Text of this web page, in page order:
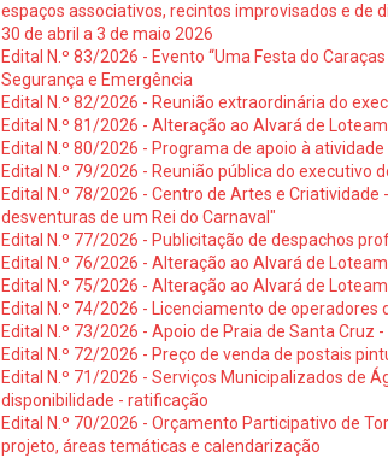
espaços associativos, recintos improvisados e de
30 de abril a 3 de maio 2026
Edital N.º 83/2026 - Evento “Uma Festa do
Segurança e Emergência
Edital N.º 82/2026 - Reunião extraordinária do
Edital N.º 81/2026 - Alteração ao Alvará de
Edital N.º 80/2026 - Programa de apoio à
Edital N.º 79/2026 - Reunião pública do executivo
Edital N.º 78/2026 - Centro de Artes e
desventuras de um Rei do Carnaval"
Edital N.º 77/2026 - Publicitação de despachos
Edital N.º 76/2026 - Alteração ao Alvará de
Edital N.º 75/2026 - Alteração ao Alvará de
Edital N.º 74/2026 - Licenciamento de operadores
Edital N.º 73/2026 - Apoio de Praia de Santa Cruz -
Edital N.º 72/2026 - Preço de venda de postais
Edital N.º 71/2026 - Serviços Municipalizados de
disponibilidade - ratificação
Edital N.º 70/2026 - Orçamento Participativo de
projeto, áreas temáticas e calendarização